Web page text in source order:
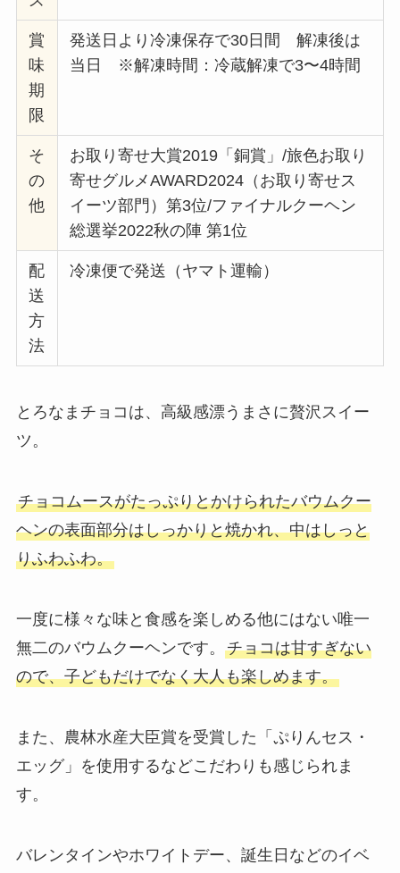
賞
味
期
限
発送日より冷凍保存で30日間 解凍後は
当日 ※解凍時間：冷蔵解凍で3〜4時間
そ
の
他
お取り寄せ大賞2019「銅賞」/旅色お取り
寄せグルメAWARD2024（お取り寄せス
イーツ部門）第3位/ファイナルクーヘン
総選挙2022秋の陣 第1位
配
送
方
法
冷凍便で発送（ヤマト運輸）
とろなまチョコは、高級感漂うまさに贅沢スイー
ツ。
チョコムースがたっぷりとかけられたバウムクー
ヘンの表面部分はしっかりと焼かれ、中はしっと
りふわふわ。
一度に様々な味と食感を楽しめる他にはない唯一
無二のバウムクーヘンです。 チョコは甘すぎない
ので、子どもだけでなく大人も楽しめます。
また、農林水産大臣賞を受賞した「ぷりんセス・
エッグ」を使用するなどこだわりも感じられま
す。
バレンタインやホワイトデー、誕生日などのイベ